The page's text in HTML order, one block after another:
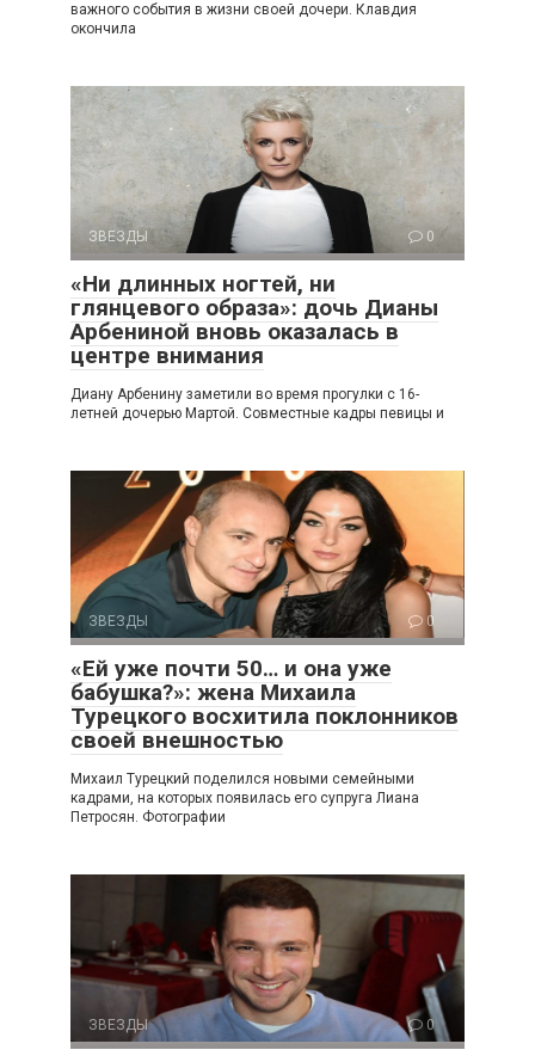
важного события в жизни своей дочери. Клавдия
окончила
ЗВЕЗДЫ 0
«Ни длинных ногтей, ни
глянцевого образа»: дочь Дианы
Арбениной вновь оказалась в
центре внимания
Диану Арбенину заметили во время прогулки с 16-
летней дочерью Мартой. Совместные кадры певицы и
ЗВЕЗДЫ 0
«Ей уже почти 50… и она уже
бабушка?»: жена Михаила
Турецкого восхитила поклонников
своей внешностью
Михаил Турецкий поделился новыми семейными
кадрами, на которых появилась его супруга Лиана
Петросян. Фотографии
ЗВЕЗДЫ 0